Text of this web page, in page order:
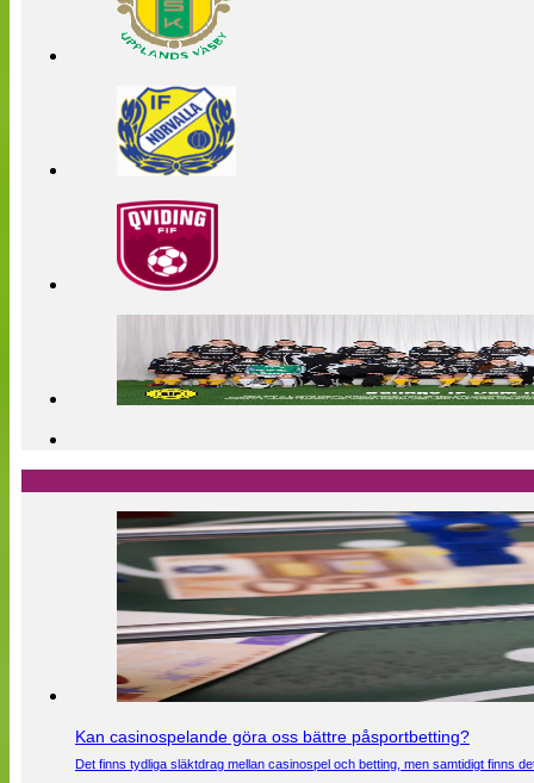
Kan casinospelande göra oss bättre påsportbetting?
Det finns tydliga släktdrag mellan casinospel och betting, men samtidigt finns